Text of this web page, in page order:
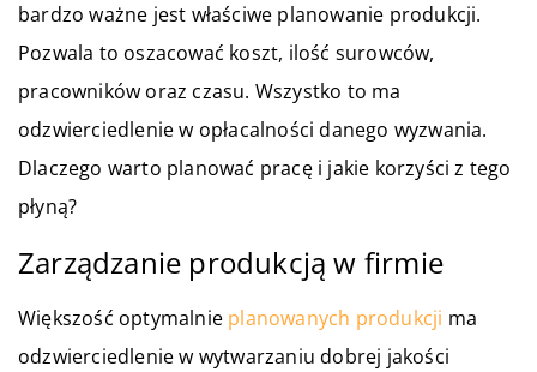
bardzo ważne jest właściwe planowanie produkcji.
Pozwala to oszacować koszt, ilość surowców,
pracowników oraz czasu. Wszystko to ma
odzwierciedlenie w opłacalności danego wyzwania.
Dlaczego warto planować pracę i jakie korzyści z tego
płyną?
Zarządzanie produkcją w firmie
Większość optymalnie planowanych produkcji ma
odzwierciedlenie w wytwarzaniu dobrej jakości